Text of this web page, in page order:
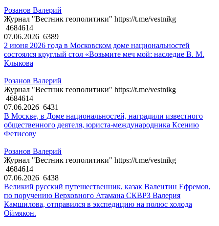
Розанов Валерий
Журнал "Вестник геополитики" https://t.me/vestnikg
4684614
07.06.2026 6389
2 июня 2026 года в Московском доме национальностей
состоялся круглый стол «Возьмите меч мой: наследие В. М.
Клыкова
Розанов Валерий
Журнал "Вестник геополитики" https://t.me/vestnikg
4684614
07.06.2026 6431
В Москве, в Доме национальностей, наградили известного
общественного деятеля, юриста-международника Ксению
Фетисову
Розанов Валерий
Журнал "Вестник геополитики" https://t.me/vestnikg
4684614
07.06.2026 6438
Великий русский путешественник, казак Валентин Ефремов,
по поручению Верховного Атамана СКВРЗ Валерия
Камшилова, отправился в экспедицию на полюс холода
Оймякон.